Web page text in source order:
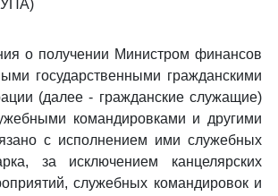
о получении Министром финансов
государственными гражданскими
(далее - гражданские служащие)
командировками и другими
с исполнением ими служебных
за исключением канцелярских
служебных командировок и